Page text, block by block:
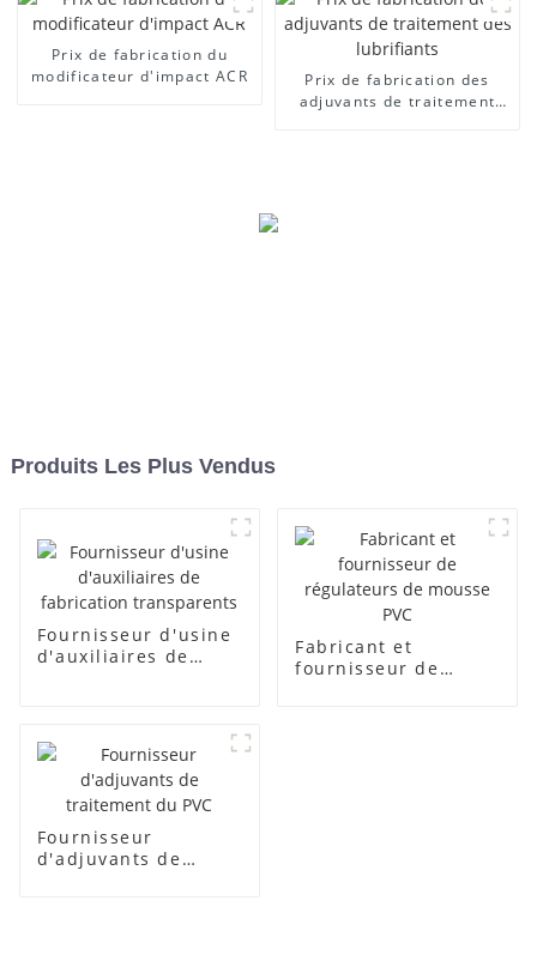
Prix ​​de fabrication du
modificateur d'impact ACR
Prix ​​de fabrication des
adjuvants de traitement
Produits Les Plus Vendus
Fournisseur d'usine
d'auxiliaires de
Fabricant et
fournisseur de
Fournisseur
d'adjuvants de